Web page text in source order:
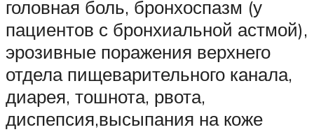
головная боль, бронхоспазм (у
пациентов с бронхиальной астмой),
эрозивные поражения верхнего
отдела пищеварительного канала,
диарея, тошнота, рвота,
диспепсия,высыпания на коже